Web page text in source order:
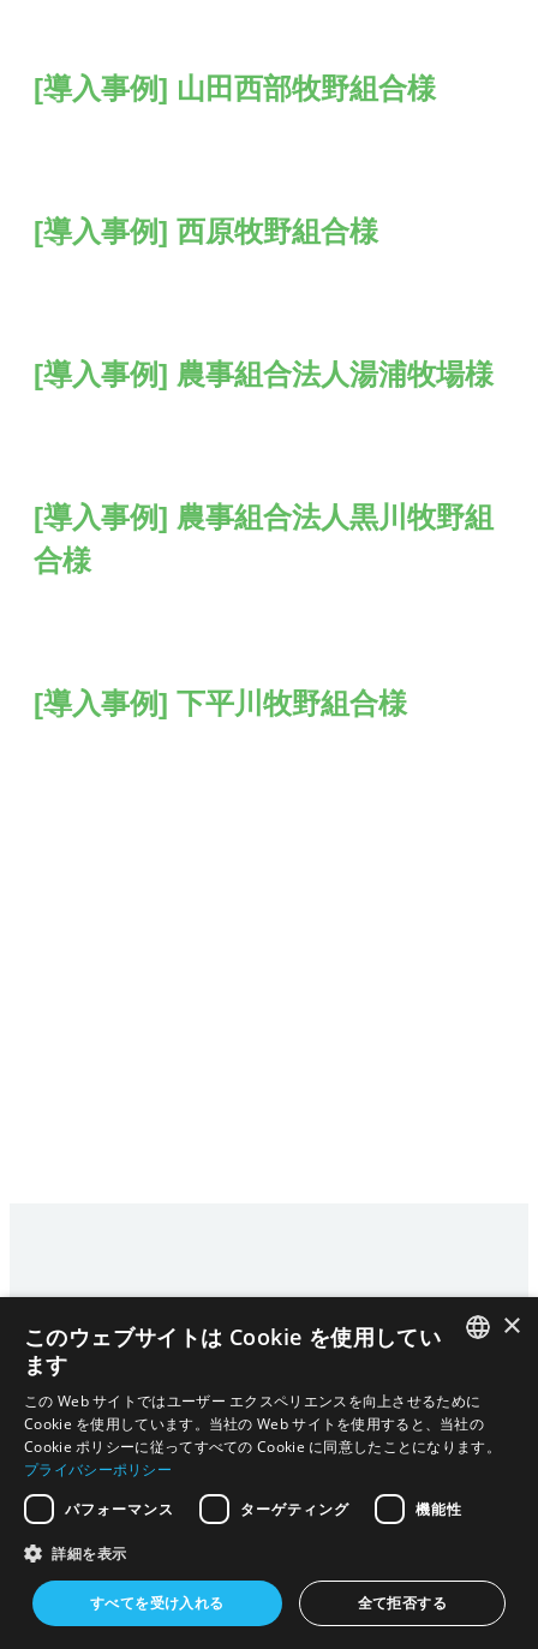
[導入事例] 山田西部牧野組合様
[導入事例] 西原牧野組合様
[導入事例] 農事組合法人湯浦牧場様
[導入事例] 農事組合法人黒川牧野組
合様
[導入事例] 下平川牧野組合様
ホーム プライバシーポリシー
お問い合わせ
COPYRIGHT © 2024- 2026 GISUPPLY,INC. ALL RIGHTS
ENGLISH
日本語
×
このウェブサイトは Cookie を使用してい
ます
この Web サイトではユーザー エクスペリエンスを向上させるために
Cookie を使用しています。当社の Web サイトを使用すると、当社の
Cookie ポリシーに従ってすべての Cookie に同意したことになります。
プライバシーポリシー
パフォーマンス
ターゲティング 機能性
詳細を表示
すべてを受け入れる 全て拒否する